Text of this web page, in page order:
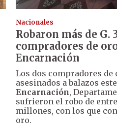
Nacionales
Robaron más de G.
compradores de
Encarnación
Los dos compradores de
asesinados a balazos
Encarnación,
sufrieron el robo de
millones, con los que
oro.